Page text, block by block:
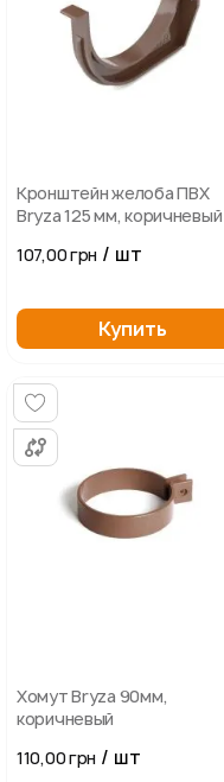
Кронштейн желоба ПВХ
Bryza 125 мм, коричневый
107,00 грн / шт
Купить
Хомут Bryza 90мм,
коричневый
110,00 грн / шт